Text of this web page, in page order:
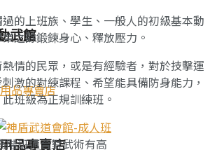
武館
品專賣店
的上班族、學生、一般人的初級基本動
之餘鍛鍊身心、釋放壓力。
情的民眾，或是有經驗者，對於技擊運
激的對練課程、希望能具備防身能力，
班級為正規訓練班。
階班適合對武術有高